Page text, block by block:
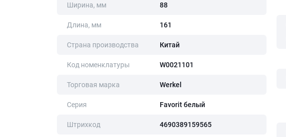
Ширина, мм 88
Длина, мм 161
Страна производства Китай
Код номенклатуры W0021101
Торговая марка Werkel
Серия Favorit белый
Штрихкод 4690389159565